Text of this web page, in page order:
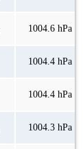
1004.6 hPa
1004.4 hPa
1004.4 hPa
1004.3 hPa